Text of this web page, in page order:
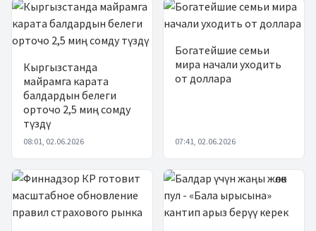
Кыргызстанда
майрамга карата
балдардын белеги
орточо 2,5 миң сомду
түздү
08:01, 02.06.2026
Богатейшие семьи
мира начали уходить
от доллара
07:41, 02.06.2026